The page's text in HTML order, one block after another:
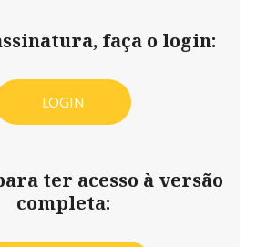
faça o login:
LOGIN
ter acesso à versão
completa: